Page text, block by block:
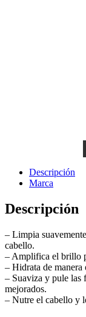
Descripción
Marca
Descripción
– Limpia
cabello.
– Amplifica el brillo
– Hidrata de manera
– Suaviza y pule las
mejorados.
– Nutre el cabello y